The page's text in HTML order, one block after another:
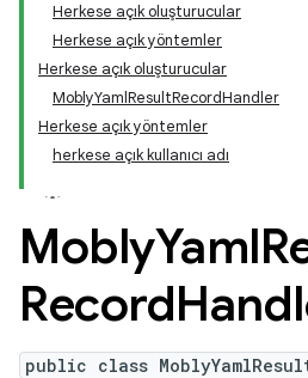
Herkese açık oluşturucular
Herkese açık yöntemler
Herkese açık oluşturucular
MoblyYamlResultRecordHandler
Herkese açık yöntemler
herkese açık kullanıcı adı
MoblyYaml
Record
public class